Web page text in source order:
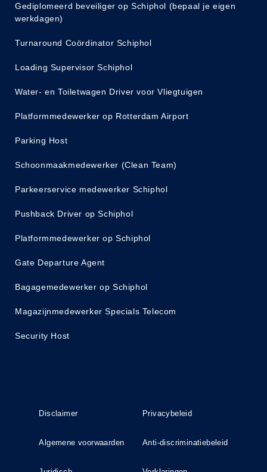
Gediplomeerd beveiliger op Schiphol (bepaal je eigen
werkdagen)
Turnaround Coördinator Schiphol
Loading Supervisor Schiphol
Water- en Toiletwagen Driver voor Vliegtuigen
Platformmedewerker op Rotterdam Airport
Parking Host
Schoonmaakmedewerker (Clean Team)
Parkeerservice medewerker Schiphol
Pushback Driver op Schiphol
Platformmedewerker op Schiphol
Gate Departure Agent
Bagagemedewerker op Schiphol
Magazijnmedewerker Specials Telecom
Security Host
Disclaimer Privacybeleid
Algemene voorwaarden Anti-discriminatiebeleid